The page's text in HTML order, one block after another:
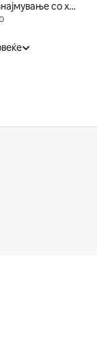
Места за изнајмување со хидромасажна када